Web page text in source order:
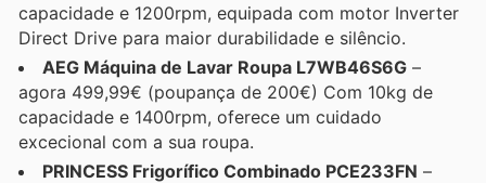
capacidade e 1200rpm, equipada com motor Inverter
Direct Drive para maior durabilidade e silêncio.
AEG Máquina de Lavar Roupa L7WB46S6G –
agora 499,99€ (poupança de 200€) Com 10kg de
capacidade e 1400rpm, oferece um cuidado
excecional com a sua roupa.
PRINCESS Frigorífico Combinado PCE233FN –